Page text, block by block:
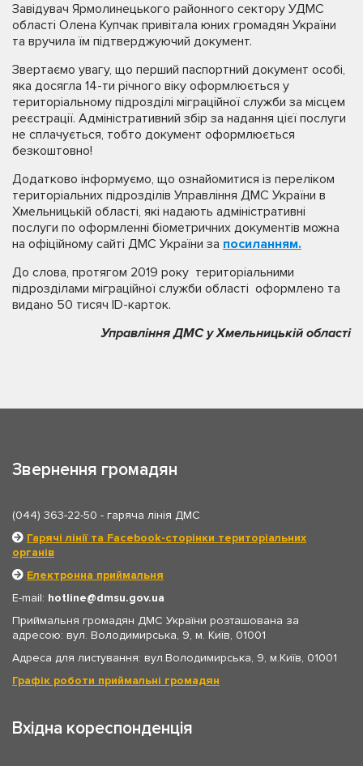
Завідувач Ярмолинецького районного сектору УДМС
області Олена Купчак привітала юних громадян України
та вручила їм підтверджуючий документ.
Звертаємо увагу, що перший паспортний документ особі,
яка досягла 14-ти річного віку оформлюється у
територіальному підрозділі міграційної служби за місцем
реєстрації. Адміністративний збір за надання цієї послуги
не сплачується, тобто документ оформлюється
безкоштовно!
Додатково інформуємо, що ознайомитися із переліком
територіальних підрозділів Управління ДМС України в
Хмельницькій області, які надають адміністративні
послуги по оформленні біометричних документів можна
на офіційному сайті ДМС України за посиланням.
До слова, протягом 2019 року територіальними
підрозділами міграційної служби області оформлено та
видано 50 тисяч ID-карток.
Управління ДМС у Хмельницькій області
Звернення громадян
(044) 363-22-50 - гаряча лінія ДМС
Гарячі лінії та Facebook-сторінки територіальних
органів
Електронна приймальня
E-mail: hotline
dmsu.gov.ua
Приймальня громадян ДМС України розташована за
адресою: вул. Володимирська, 9, м. Київ, 01001
Адреса для листування: вул.Володимирська, 9, м.Київ, 01001
Графік роботи приймальні громадян
Вхідна кореспонденція